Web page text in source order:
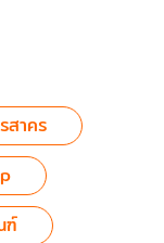
สาคร
ฑ์